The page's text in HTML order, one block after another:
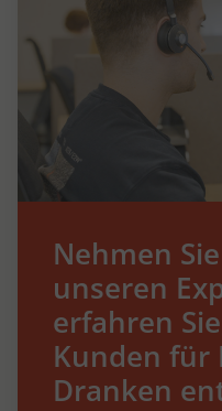
Nehmen
unseren
erfahren
Kunden für
Dranken